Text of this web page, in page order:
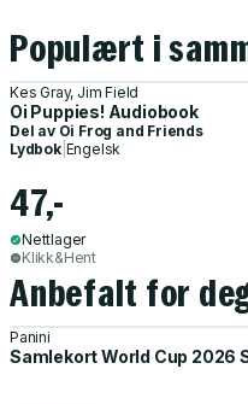
Populært i
Kes Gray, Jim Field
Oi Puppies! Audiobook
Del av Oi Frog and Friends
Lydbok| Engelsk
47,-
Nettlager
Klikk&Hent
Anbefalt for
Panini
Samlekort World Cup 2026